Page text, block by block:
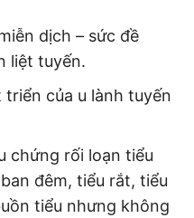
dịch – sức đề
liệt tuyến.
của u lành tuyến
chứng rối loạn tiểu
đêm, tiểu rắt, tiểu
tiểu nhưng không